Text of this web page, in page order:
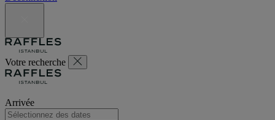
Votre recherche
Arrivée